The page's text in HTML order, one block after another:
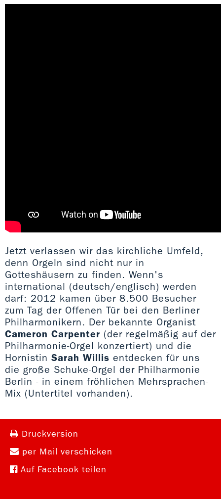
Jetzt verlassen wir das kirchliche Umfeld,
denn Orgeln sind nicht nur in
Gotteshäusern zu finden. Wenn's
international (deutsch/englisch) werden
darf: 2012 kamen über 8.500 Besucher
zum Tag der Offenen Tür bei den Berliner
Philharmonikern. Der bekannte Organist
Cameron Carpenter (der regelmäßig auf der
Philharmonie-Orgel konzertiert) und die
Hornistin Sarah Willis entdecken für uns
die große Schuke-Orgel der Philharmonie
Berlin - in einem fröhlichen Mehrsprachen-
Mix (Untertitel vorhanden).
Druckversion
per Mail verschicken
Auf Facebook teilen